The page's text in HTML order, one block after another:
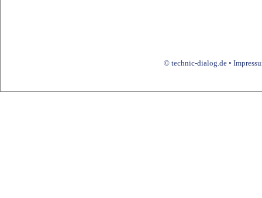
© technic-dialog.de •